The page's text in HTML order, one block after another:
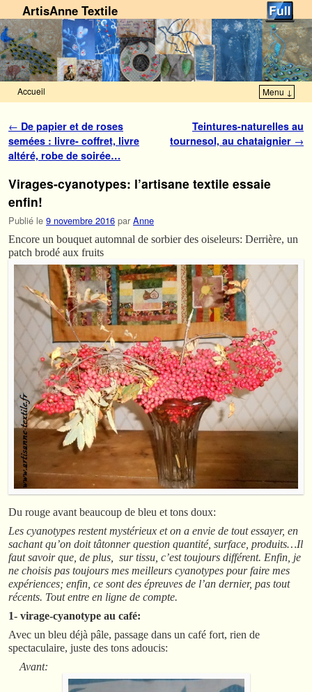
ArtisAnne Textile
Accueil Menu ↓
Navigation des articles
← De papier et de roses
semées : livre- coffret, livre
altéré, robe de soirée…
Teintures-naturelles au
tournesol, au chataignier →
Virages-cyanotypes: l’artisane textile essaie
enfin!
Publié le 9 novembre 2016 par Anne
Encore un bouquet automnal de sorbier des oiseleurs: Derrière, un
patch brodé aux fruits
Du rouge avant beaucoup de bleu et tons doux:
Les cyanotypes restent mystérieux et on a envie de tout essayer, en
sachant qu’on doit tâtonner question quantité, surface, produits…Il
faut savoir que, de plus, sur tissu, c’est toujours différent. Enfin, je
ne choisis pas toujours mes meilleurs cyanotypes pour faire mes
expériences; enfin, ce sont des épreuves de l’an dernier, pas tout
récents. Tout entre en ligne de compte.
1- virage-cyanotype au café:
Avec un bleu déjà pâle, passage dans un café fort, rien de
spectaculaire, juste des tons adoucis:
Avant: